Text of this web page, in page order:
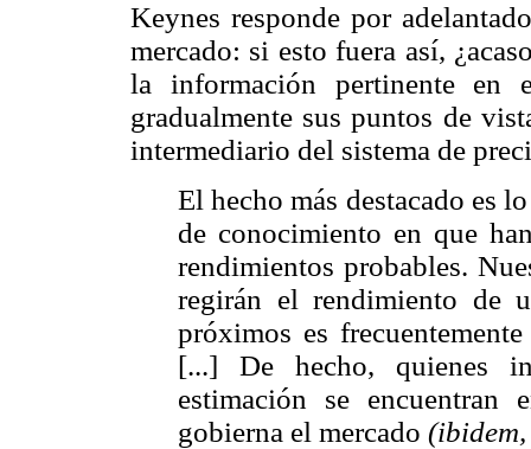
Keynes responde por
mercado: si esto fuera así,
la información pertinente en
gradualmente sus puntos de
intermediario del sistema de
El hecho más destacado es
de conocimiento en que
rendimientos probables.
regirán el rendimiento de
próximos es
[...] De hecho, quienes
estimación se
gobierna el mercado (ibidem,